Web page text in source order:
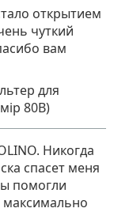
открытием
чуткий
вам
для
80В)
Никогда
спасет меня
помогли